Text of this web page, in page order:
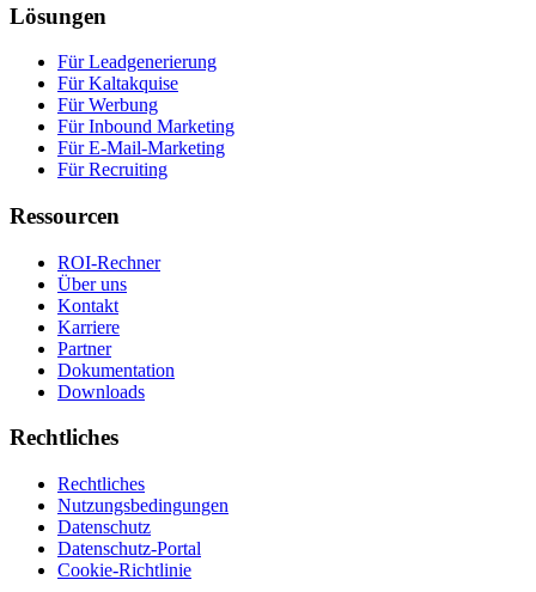
Lösungen
Für Leadgenerierung
Für Kaltakquise
Für Werbung
Für Inbound Marketing
Für E-Mail-Marketing
Für Recruiting
Ressourcen
ROI-Rechner
Über uns
Kontakt
Karriere
Partner
Dokumentation
Downloads
Rechtliches
Rechtliches
Nutzungsbedingungen
Datenschutz
Datenschutz-Portal
Cookie-Richtlinie